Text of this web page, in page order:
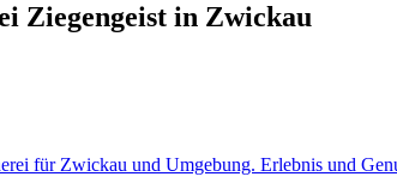
Ziegengeist in Zwickau
für Zwickau und Umgebung. Erlebnis und